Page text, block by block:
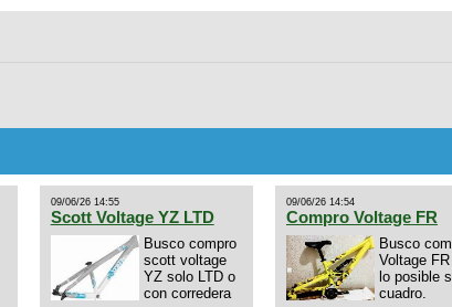
09/06/26 14:55
Scott Voltage YZ LTD
Busco compro
scott voltage
YZ solo LTD o
con corredera
09/06/26 14:54
Compro Voltage FR
Busco
Voltage
lo posible
cuadro.